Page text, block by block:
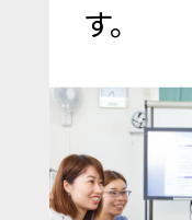
す。